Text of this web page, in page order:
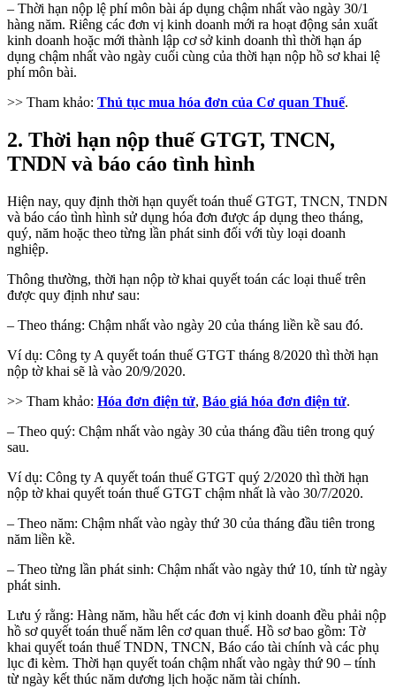
– Thời hạn nộp lệ phí môn bài áp dụng chậm nhất vào ngày 30/1
hàng năm. Riêng các đơn vị kinh doanh mới ra hoạt động sản xuất
kinh doanh hoặc mới thành lập cơ sở kinh doanh thì thời hạn áp
dụng chậm nhất vào ngày cuối cùng của thời hạn nộp hồ sơ khai lệ
phí môn bài.
>> Tham khảo: Thủ tục mua hóa đơn của Cơ quan Thuế.
2. Thời hạn nộp thuế GTGT, TNCN,
TNDN và báo cáo tình hình
Hiện nay, quy định thời hạn quyết toán thuế GTGT, TNCN, TNDN
và báo cáo tình hình sử dụng hóa đơn được áp dụng theo tháng,
quý, năm hoặc theo từng lần phát sinh đối với tùy loại doanh
nghiệp.
Thông thường, thời hạn nộp tờ khai quyết toán các loại thuế trên
được quy định như sau:
– Theo tháng: Chậm nhất vào ngày 20 của tháng liền kề sau đó.
Ví dụ: Công ty A quyết toán thuế GTGT tháng 8/2020 thì thời hạn
nộp tờ khai sẽ là vào 20/9/2020.
>> Tham khảo: Hóa đơn điện tử, Báo giá hóa đơn điện tử.
– Theo quý: Chậm nhất vào ngày 30 của tháng đầu tiên trong quý
sau.
Ví dụ: Công ty A quyết toán thuế GTGT quý 2/2020 thì thời hạn
nộp tờ khai quyết toán thuế GTGT chậm nhất là vào 30/7/2020.
– Theo năm: Chậm nhất vào ngày thứ 30 của tháng đầu tiên trong
năm liền kề.
– Theo từng lần phát sinh: Chậm nhất vào ngày thứ 10, tính từ ngày
phát sinh.
Lưu ý rằng: Hàng năm, hầu hết các đơn vị kinh doanh đều phải nộp
hồ sơ quyết toán thuế năm lên cơ quan thuế. Hồ sơ bao gồm: Tờ
khai quyết toán thuế TNDN, TNCN, Báo cáo tài chính và các phụ
lục đi kèm. Thời hạn quyết toán chậm nhất vào ngày thứ 90 – tính
từ ngày kết thúc năm dương lịch hoặc năm tài chính.